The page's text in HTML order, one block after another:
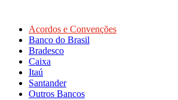
Acordos e Convenções
Banco do Brasil
Bradesco
Caixa
Itaú
Santander
Outros Bancos